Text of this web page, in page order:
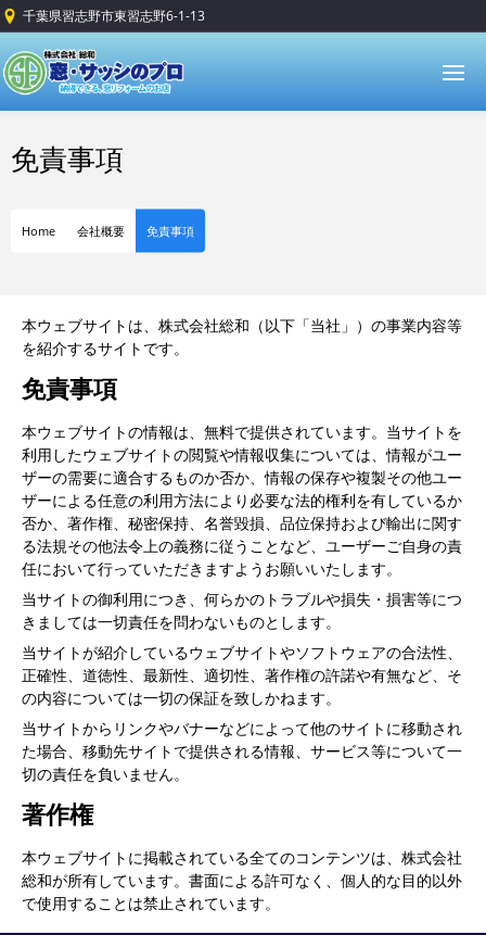
千葉県習志野市東習志野6-1-13
免責事項
Home 会社概要 免責事項
本ウェブサイトは、株式会社総和（以下「当社」）の事業内容等
を紹介するサイトです。
免責事項
本ウェブサイトの情報は、無料で提供されています。当サイトを
利用したウェブサイトの閲覧や情報収集については、情報がユー
ザーの需要に適合するものか否か、情報の保存や複製その他ユー
ザーによる任意の利用方法により必要な法的権利を有しているか
否か、著作権、秘密保持、名誉毀損、品位保持および輸出に関す
る法規その他法令上の義務に従うことなど、ユーザーご自身の責
任において行っていただきますようお願いいたします。
当サイトの御利用につき、何らかのトラブルや損失・損害等につ
きましては一切責任を問わないものとします。
当サイトが紹介しているウェブサイトやソフトウェアの合法性、
正確性、道徳性、最新性、適切性、著作権の許諾や有無など、そ
の内容については一切の保証を致しかねます。
当サイトからリンクやバナーなどによって他のサイトに移動され
た場合、移動先サイトで提供される情報、サービス等について一
切の責任を負いません。
著作権
本ウェブサイトに掲載されている全てのコンテンツは、株式会社
総和が所有しています。書面による許可なく、個人的な目的以外
で使用することは禁止されています。